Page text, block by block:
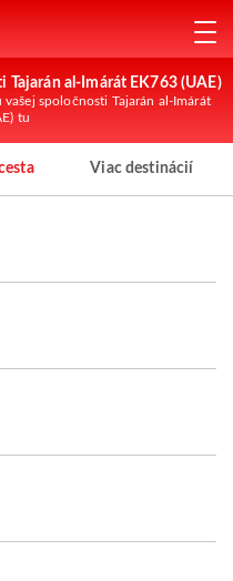
Tajarán al-Imárát EK763 (UAE)
spoločnosti Tajarán al-Imárát
tu
Viac destinácií